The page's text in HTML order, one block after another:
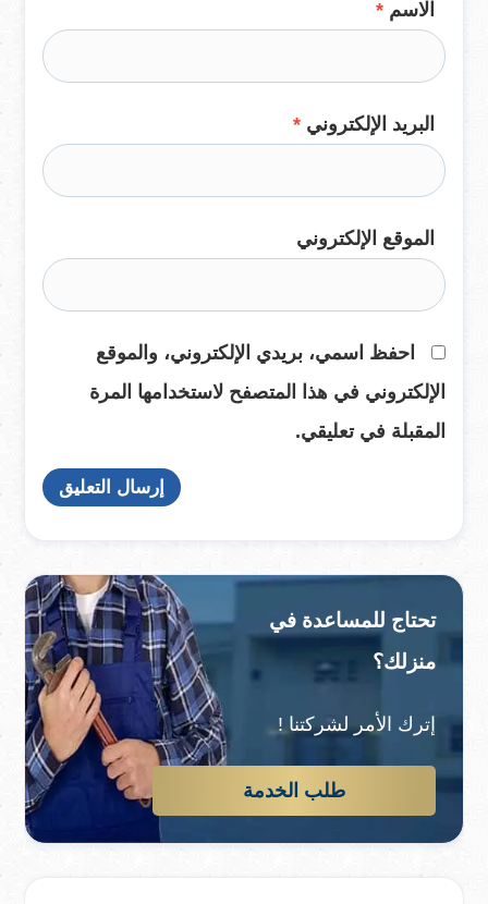
الاسم *
البريد الإلكتروني *
الموقع الإلكتروني
احفظ اسمي، بريدي الإلكتروني، والموقع
الإلكتروني في هذا المتصفح لاستخدامها المرة
المقبلة في تعليقي.
تحتاج للمساعدة في
منزلك؟
إترك الأمر لشركتنا !
طلب الخدمة